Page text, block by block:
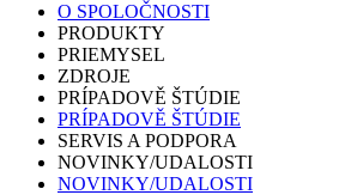
O SPOLOČNOSTI
PRODUKTY
PRIEMYSEL
ZDROJE
PRÍPADOVĚ ŠTÚDIE
PRÍPADOVĚ ŠTÚDIE
SERVIS A PODPORA
NOVINKY/UDALOSTI
NOVINKY/UDALOSTI